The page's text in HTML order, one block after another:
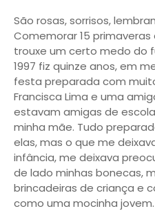
São rosas, sorrisos,
Comemorar 15
trouxe um certo medo do
1997 fiz quinze anos, em
festa preparada com
Francisca Lima e uma
estavam amigas de
minha mãe. Tudo
elas, mas o que me
infância, me deixava
de lado minhas bonecas,
brincadeiras de criança e
como uma mocinha jovem.